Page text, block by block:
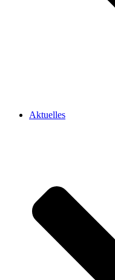
Aktuelles